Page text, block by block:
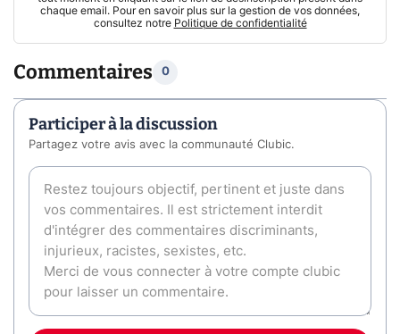
chaque email. Pour en savoir plus sur la gestion de vos données,
consultez notre Politique de confidentialité
Commentaires 0
Participer à la discussion
Partagez votre avis avec la communauté Clubic.